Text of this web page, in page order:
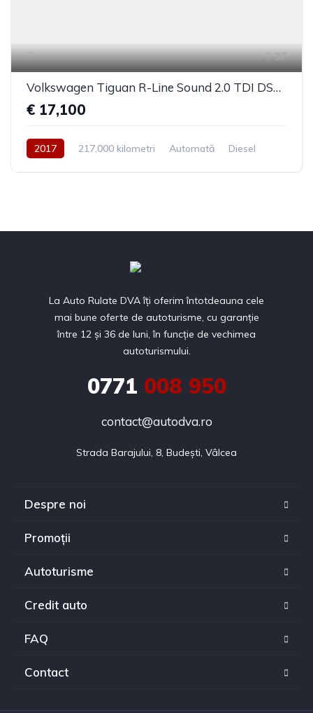
37
Volkswagen Tiguan R-Line Sound 2.0 TDI DSG 4Motion 2017
€ 17,100
2017 217,000 kilometri Automată
Diesel
La Auto Rulate DVA îți oferim întotdeauna cele
mai bune oferte de autoturisme, cu garanție
între 12 și 36 de luni, în funcție de vechimea
autoturismului.
0771 008 950
contact@autodva.ro
Strada Barajului, 8, Budești, Vâlcea
Despre noi
Promoții
Autoturisme
Credit auto
FAQ
Contact